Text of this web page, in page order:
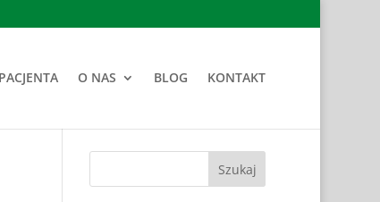
O NAS BLOG KONTAKT